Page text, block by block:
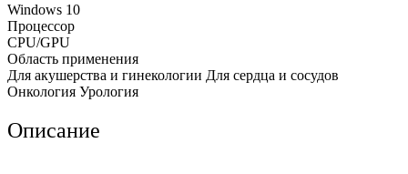
Windows 10
Процессор
CPU/GPU
Область применения
Для акушерства и гинекологии Для сердца и сосудов
Онкология Урология
Описание